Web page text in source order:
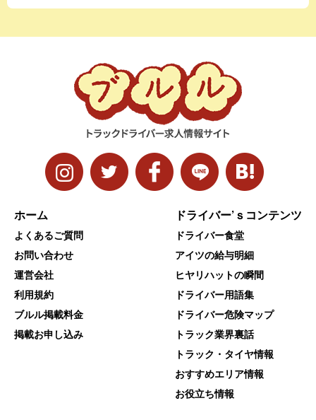
ホーム
よくあるご質問
お問い合わせ
運営会社
利用規約
ブルル掲載料金
掲載お申し込み
ドライバー’ｓコンテンツ
ドライバー食堂
アイツの給与明細
ヒヤリハットの瞬間
ドライバー用語集
ドライバー危険マップ
トラック業界裏話
トラック・タイヤ情報
おすすめエリア情報
お役立ち情報